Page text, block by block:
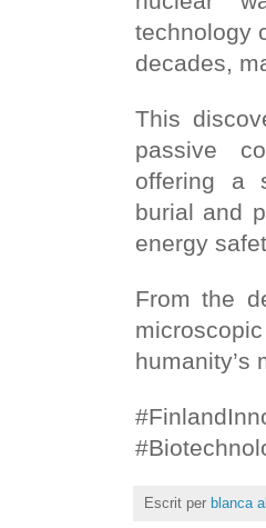
technology
decades,
This
passive
offering a
burial and
energy
From the
humanity’s
Escrit per blanca